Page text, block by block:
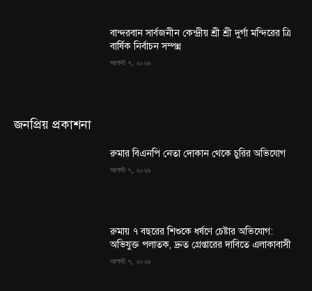
বান্দরবান সার্বজনীন কেন্দ্রীয় শ্রী শ্রী দুর্গা মন্দিরের ত্রি
বার্ষিক নির্বাচন সম্পন্ন
আগস্ট ৭, ২০২৬
জনপ্রিয় প্রকাশনা
রুমার বিএনপি নেতা দোকান থেকে চুরির অভিযোগ
আগস্ট ৭, ২০২৬
রুমায় ৭ বছরের শিশুকে ধর্ষণে চেষ্টার অভিযোগ:
অভিযুক্ত পলাতক, দ্রুত গ্রেপ্তারের দাবিতে এলাকাবাসী
আগস্ট ৭, ২০২৬